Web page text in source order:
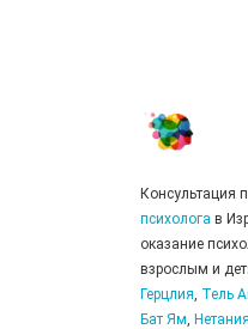
Консультация
психолога в
оказание
взрослым и
Герцлия Тель
Бат Ям Нетания